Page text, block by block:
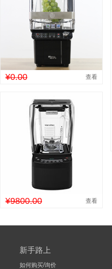
¥0.00 查看
¥9800.00 查看
新手路上
如何购买/询价